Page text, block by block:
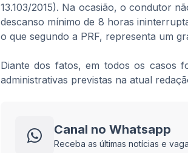
13.103/2015). Na ocasião, o condutor
descanso mínimo de 8 horas
o que segundo a PRF, representa um
Diante dos fatos, em todos os casos
administrativas previstas na atual
Canal no Whatsapp
Receba as últimas notícias e